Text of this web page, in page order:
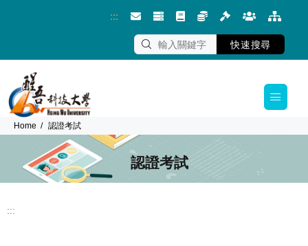
跳到主要內容區塊
:::
快速搜尋
Home 認證考試
認證考試
:::